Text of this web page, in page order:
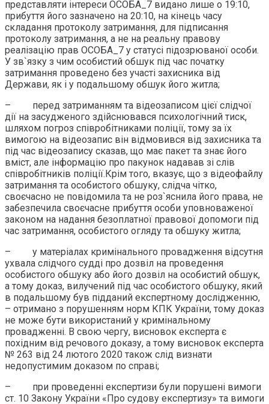
представляти інтереси ОСОБА_7 видано лише о 19:10,
прибуття його зазначено на 20:10, на кінець часу
складання протоколу затримання, для підписання
протоколу затримання, а не на реальну правову
реалізацію прав ОСОБА_7 у статусі підозрюваної особи.
У зв`язку з чим особистий обшук під час початку
затримання проведено без участі захисника від
Держави, як і у подальшому обшук його житла;
– перед затриманням та відеозаписом цієї слідчої
дії на засудженого здійснювався психологічний тиск,
шляхом погроз співробітниками поліції, тому за їх
вимогою на відеозапис він відмовився від захисника та
під час відеозапису сказав, що має пакет та знає його
вміст, але інформацію про пакунок надавав зі слів
співробітників поліції.Крім того, вказує, що з відеофайлу
затримання та особистого обшуку, слідча чітко,
своєчасно не повідомила та не роз`яснила його права, не
забезпечила своєчасне прибуття особи уповноваженої
законом на надання безоплатної правової допомоги під
час затримання, особистого огляду та обшуку житла;
– у матеріалах кримінального провадження відсутня
ухвала слідчого судді про дозвіл на проведення
особистого обшуку або його дозвіл на особистий обшук,
а тому доказ, вилучений під час особистого обшуку, який
в подальшому був підданий експертному дослідженню,
– отримано з порушенням норм КПК України, тому доказ
не може бути використаний у кримінальному
провадженні. В свою чергу, висновок експерта є
похідним від речового доказу, а тому висновок експерта
№ 263 від 24 лютого 2020 також слід визнати
недопустимим доказом по справі;
– при проведенні експертизи були порушені вимоги
ст. 10 Закону України «Про судову експертизу» та вимоги